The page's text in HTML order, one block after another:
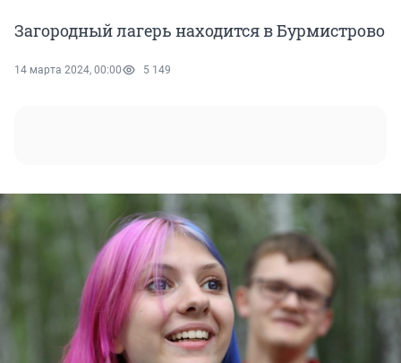
Загородный лагерь находится в Бурмистрово
14 марта 2024, 00:00 5 149